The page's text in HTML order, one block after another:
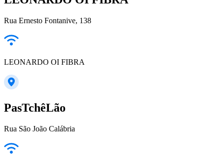
Rua Ernesto Fontanive, 138
LEONARDO OI FIBRA
PasTchêLão
Rua São João Calábria